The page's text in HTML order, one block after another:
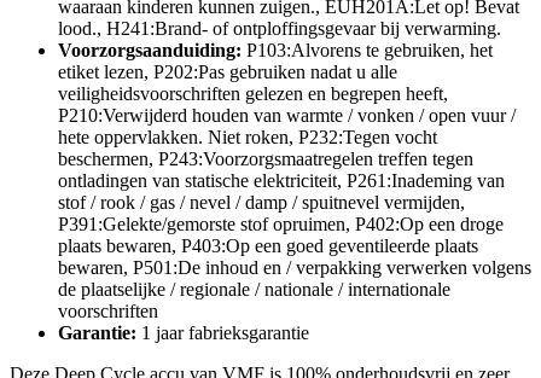
waaraan kinderen kunnen zuigen., EUH201A:Let op! Bevat
lood., H241:Brand- of ontploffingsgevaar bij verwarming.
Voorzorgsaanduiding: P103:Alvorens te gebruiken, het
etiket lezen, P202:Pas gebruiken nadat u alle
veiligheidsvoorschriften gelezen en begrepen heeft,
P210:Verwijderd houden van warmte / vonken / open vuur /
hete oppervlakken. Niet roken, P232:Tegen vocht
beschermen, P243:Voorzorgsmaatregelen treffen tegen
ontladingen van statische elektriciteit, P261:Inademing van
stof / rook / gas / nevel / damp / spuitnevel vermijden,
P391:Gelekte/gemorste stof opruimen, P402:Op een droge
plaats bewaren, P403:Op een goed geventileerde plaats
bewaren, P501:De inhoud en / verpakking verwerken volgens
de plaatselijke / regionale / nationale / internationale
voorschriften
Garantie: 1 jaar fabrieksgarantie